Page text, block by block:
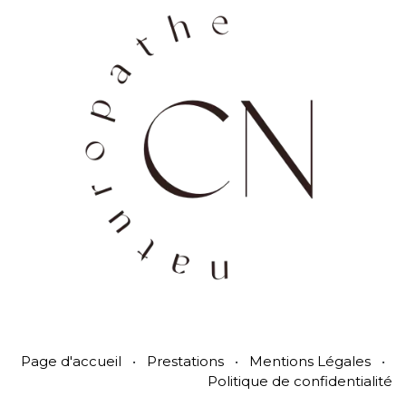
Page d'accueil • Prestations • Mentions Légales
•
Politique de confidentialité